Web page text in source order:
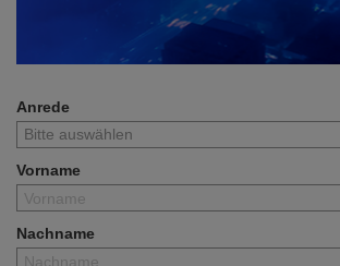
Anrede
Vorname
Nachname